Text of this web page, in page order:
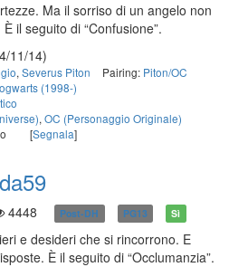
Ma il sorriso di un angelo non
il seguito di “Confusione”.
11/14)
, Severus Piton Pairing: Piton/OC
(1998-)
, OC (Personaggio Originale)
[Segnala]
4448 Post-DH PG13 Sì
e desideri che si rincorrono. E
È il seguito di “Occlumanzia”.